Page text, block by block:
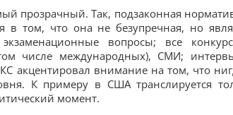
прозрачный. Так, подзаконная
в том, что она не безупречная, но
вопросы; все
числе международных), СМИ;
акцентировал внимание на том, что
К примеру в США транслируется
момент.